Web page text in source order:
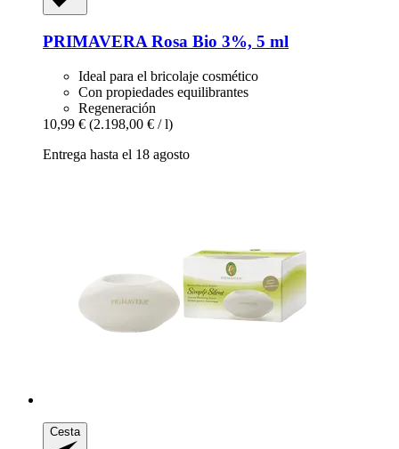
PRIMAVERA Rosa Bio 3%, 5 ml
Ideal para el bricolaje cosmético
Con propiedades equilibrantes
Regeneración
10,99 € (2.198,00 € / l)
Entrega hasta el 18 agosto
Cesta